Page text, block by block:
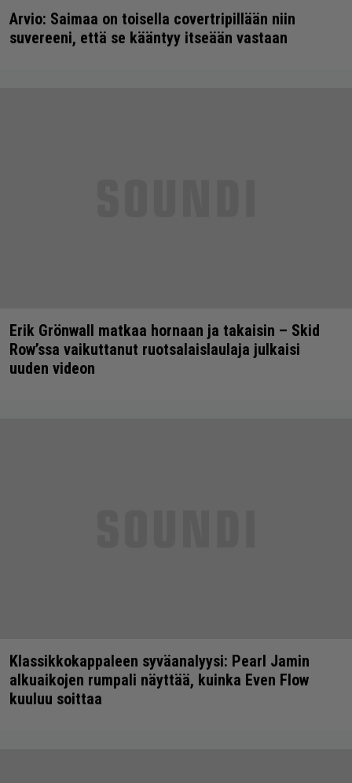
Arvio: Saimaa on toisella covertripillään niin
suvereeni, että se kääntyy itseään vastaan
Erik Grönwall matkaa hornaan ja takaisin – Skid
Row’ssa vaikuttanut ruotsalaislaulaja julkaisi
uuden videon
Klassikkokappaleen syväanalyysi: Pearl Jamin
alkuaikojen rumpali näyttää, kuinka Even Flow
kuuluu soittaa